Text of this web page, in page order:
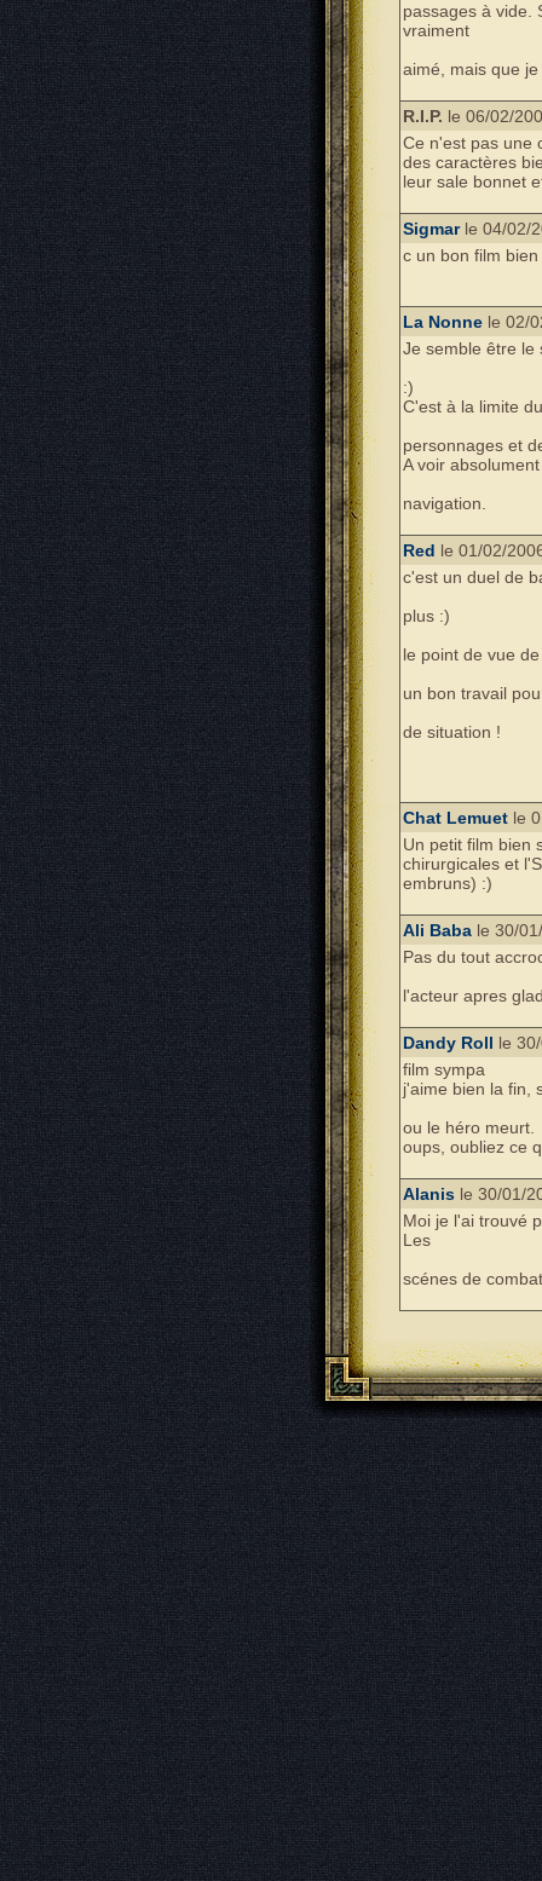
passages à vide.
vraiment
aimé, mais que
R.I.P. le 06/02/
Ce n'est pas une
des caractères
leur sale bonnet
Sigmarle 04/02/
c un bon film
La Nonnele 02/
Je semble être le
:)
C'est à la limite
personnages et
A voir
navigation.
Red le 01/02/
c'est un duel de
plus :)
le point de vue
un bon travail
de situation !
Chat Lemuetle
Un petit film bien
chirurgicales et
embruns) :)
Ali Babale 30/
Pas du tout
l'acteur apres
Dandy Roll le
film sympa
j'aime bien la fin,
ou le héro meurt.
oups, oubliez ce
Alanisle 30/01/
Moi je l'ai trouvé
Les
scénes de